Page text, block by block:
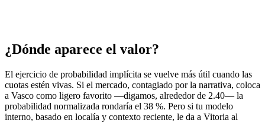
¿Dónde aparece el valor?
El ejercicio de probabilidad implícita se vuelve más útil cuando las
cuotas estén vivas. Si el mercado, contagiado por la narrativa, coloca
a Vasco como ligero favorito —digamos, alrededor de 2.40— la
probabilidad normalizada rondaría el 38 %. Pero si tu modelo
interno, basado en localía y contexto reciente, le da a Vitoria al